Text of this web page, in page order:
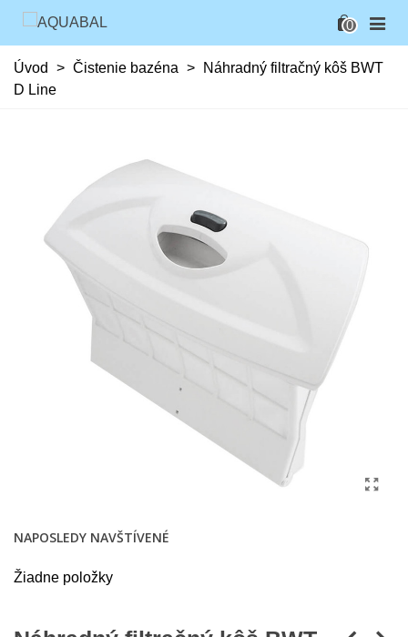
0
Úvod > Čistenie bazéna >
Náhradný filtračný kôš BWT
D Line
NAPOSLEDY NAVŠTÍVENÉ
Žiadne položky